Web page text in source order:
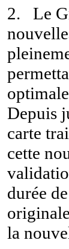
2.
Le
Depuis
carte
cette
durée
la